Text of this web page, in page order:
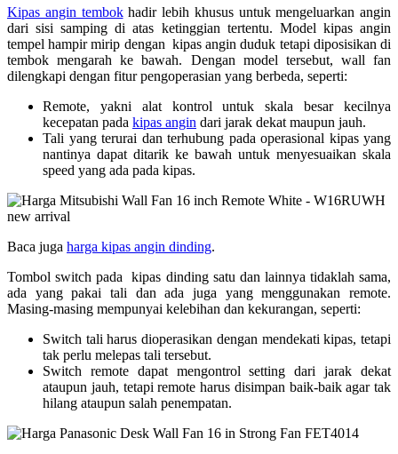
Kipas angin tembokhadir lebih khusus untuk mengeluarkan angin
dari sisi samping di atas ketinggian tertentu. Model kipas angin
tempel hampir mirip dengan kipas angin duduk tetapi diposisikan di
tembok mengarah ke bawah. Dengan model tersebut, wall fan
dilengkapi dengan fitur pengoperasian yang berbeda, seperti:
Remote, yakni alat kontrol untuk skala besar kecilnya
kecepatan pada kipas angin dari jarak dekat maupun jauh.
Tali yang terurai dan terhubung pada operasional kipas yang
nantinya dapat ditarik ke bawah untuk menyesuaikan skala
speed yang ada pada kipas.
Baca juga harga kipas angin dinding.
Tombol switch pada kipas dinding satu dan lainnya tidaklah sama,
ada yang pakai tali dan ada juga yang menggunakan remote.
Masing-masing mempunyai kelebihan dan kekurangan, seperti:
Switch tali harus dioperasikan dengan mendekati kipas, tetapi
tak perlu melepas tali tersebut.
Switch remote dapat mengontrol setting dari jarak dekat
ataupun jauh, tetapi remote harus disimpan baik-baik agar tak
hilang ataupun salah penempatan.